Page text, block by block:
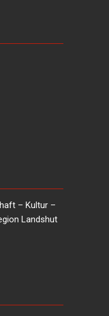
– Kultur –
Landshut